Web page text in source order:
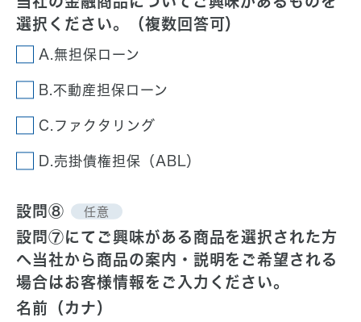
選択ください。（複数回答可）
A.無担保ローン
B.不動産担保ローン
C.ファクタリング
D.売掛債権担保（ABL）
設問⑧ 任意
設問⑦にてご興味がある商品を選択された方
へ 当社から商品の案内・説明をご希望される
場合はお客様情報をご入力ください。
名前（カナ）